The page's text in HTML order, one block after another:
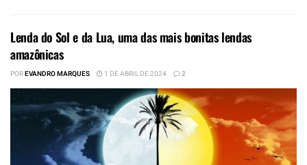
Lenda do Sol e da Lua, uma das mais bonitas lendas
amazônicas
POREVANDRO MARQUES 1 DE ABRIL DE 2024 2